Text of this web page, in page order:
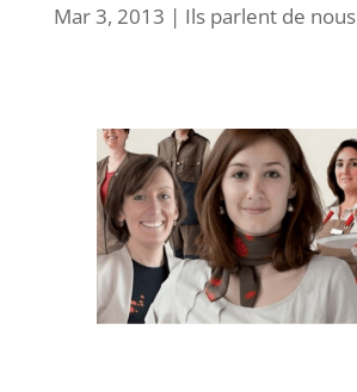
Mar 3, 2013 | Ils parlent de nous